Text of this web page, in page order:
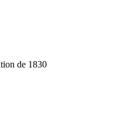
de 1830